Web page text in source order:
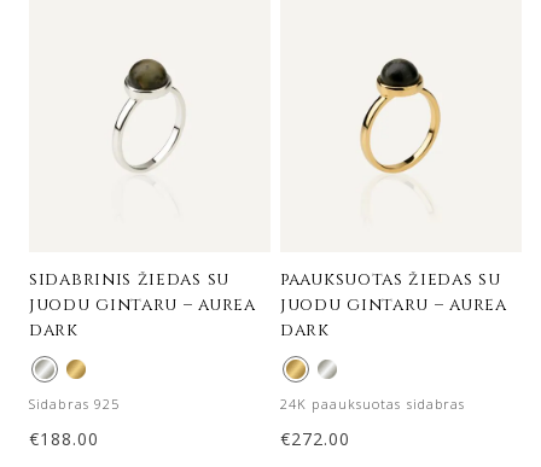
sidabrinis žiedas su
juodu gintaru – aurea
dark
Sidabras 925
€188.00
paauksuotas žiedas su
juodu gintaru – aurea
dark
24K paauksuotas sidabras
€272.00